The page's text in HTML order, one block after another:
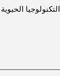
التكنولوجيا الحيوية